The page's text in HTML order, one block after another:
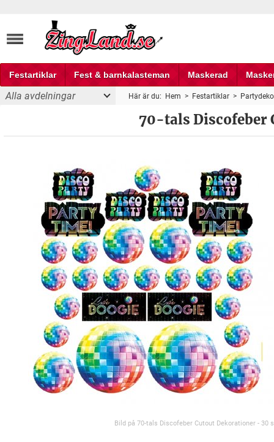
Festartiklar Fest & barnkalasteman Maskerad
Fest och partyprylar
Alla avdelningar Här är du: Hem > Festartiklar >
70-tals Discofeber
Bild på 70-tals Discofeber Cutout Dekorationer - 30